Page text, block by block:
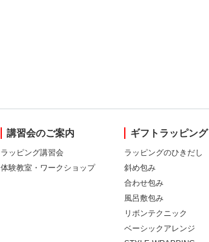
講習会のご案内
ラッピング講習会
体験教室・ワークショップ
ギフトラッピング
ラッピングのひきだし
斜め包み
合わせ包み
風呂敷包み
リボンテクニック
ベーシックアレンジ